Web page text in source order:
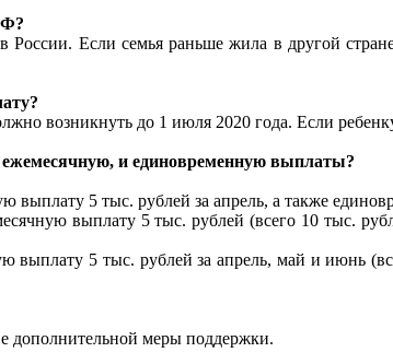
Если семья раньше жила в другой
возникнуть до 1 июля 2020 года. Если
ежемесячную, и единовременную выплаты?
выплату 5 тыс. рублей за апрель, а также
выплату 5 тыс. рублей (всего 10 тыс.
выплату 5 тыс. рублей за апрель, май и июнь
дополнительной меры поддержки.